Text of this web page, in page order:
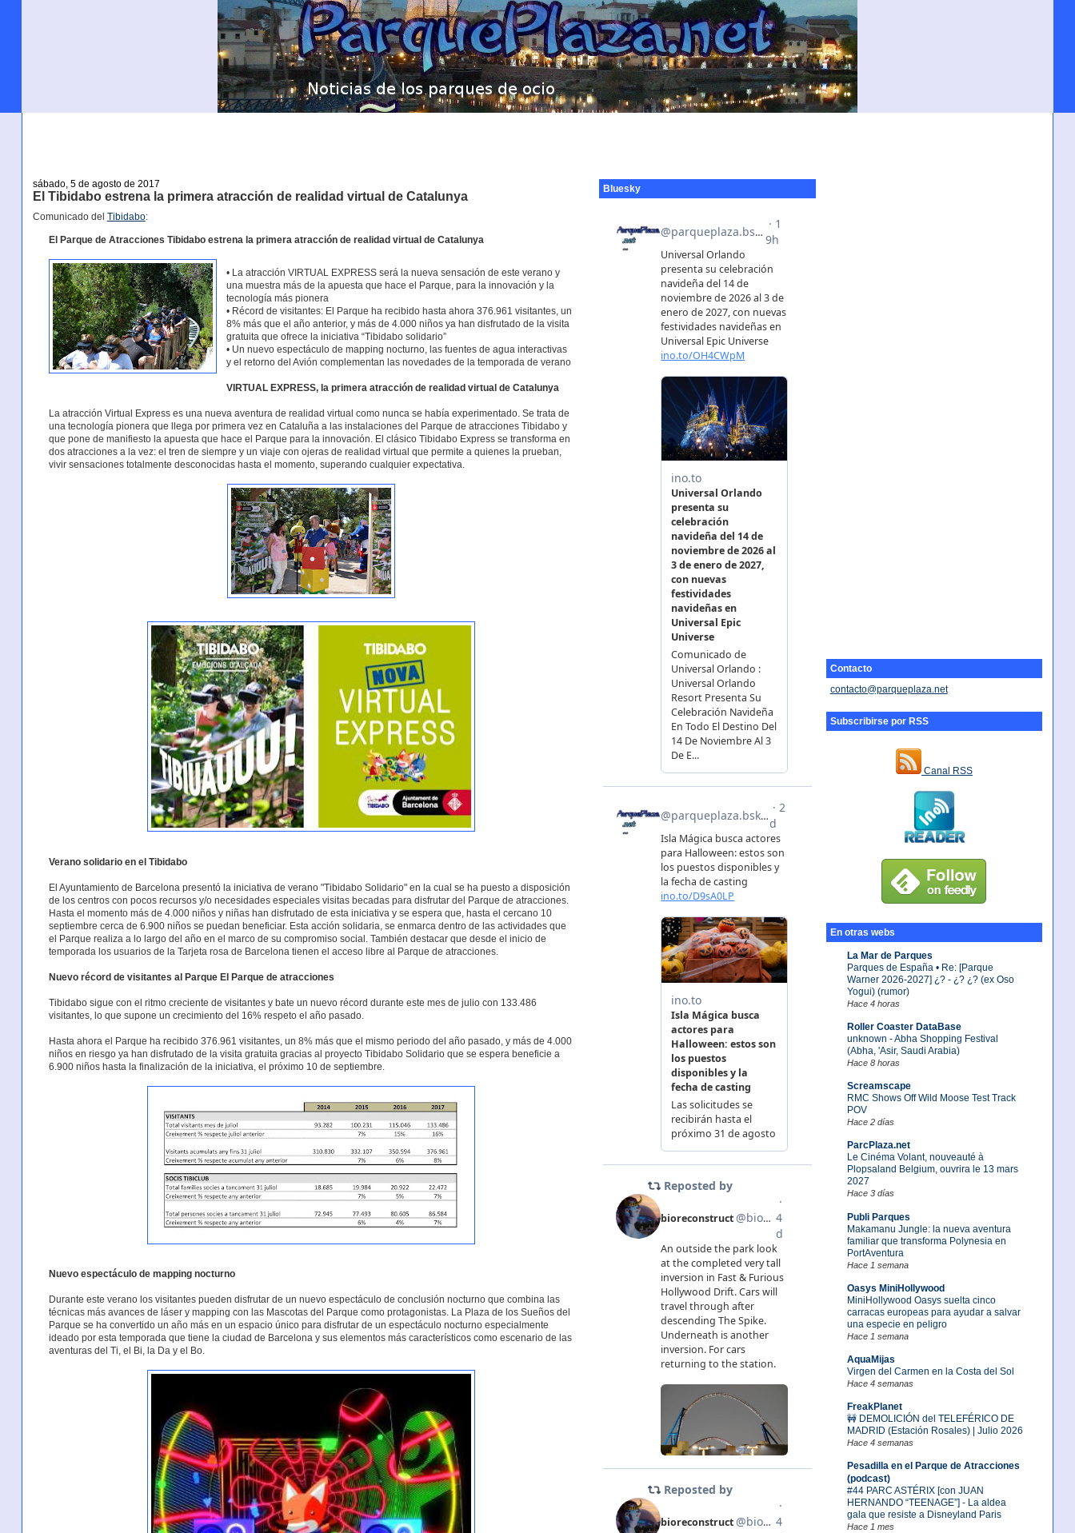
Contacto
contacto@parqueplaza.net
Subscribirse por RSS
Canal RSS
En otras webs
La Mar de Parques
Parques de España • Re: [Parque
Warner 2026-2027] ¿? - ¿? ¿? (ex Oso
Yogui) (rumor)
Hace 4 horas
Roller Coaster DataBase
unknown - Abha Shopping Festival
(Abha, 'Asir, Saudi Arabia)
Hace 8 horas
Screamscape
RMC Shows Off Wild Moose Test Track
POV
Hace 2 días
ParcPlaza.net
Le Cinéma Volant, nouveauté à
Plopsaland Belgium, ouvrira le 13 mars
2027
Hace 3 días
Publi Parques
Makamanu Jungle: la nueva aventura
familiar que transforma Polynesia en
PortAventura
Hace 1 semana
Oasys MiniHollywood
MiniHollywood Oasys suelta cinco
carracas europeas para ayudar a salvar
una especie en peligro
Hace 1 semana
AquaMijas
Virgen del Carmen en la Costa del Sol
Hace 4 semanas
FreakPlanet
🚧 DEMOLICIÓN del TELEFÉRICO DE
MADRID (Estación Rosales) | Julio 2026
Hace 4 semanas
Pesadilla en el Parque de Atracciones
(podcast)
#44 PARC ASTÉRIX [con JUAN
HERNANDO “TEENAGE”] - La aldea
gala que resiste a Disneyland Paris
Hace 1 mes
sábado, 5 de agosto de 2017
El Tibidabo estrena la primera atracción de realidad virtual de Catalunya
Comunicado del Tibidabo:
El Parque de Atracciones Tibidabo estrena la primera atracción de realidad virtual de Catalunya
• La atracción VIRTUAL EXPRESS será la nueva sensación de este verano y
una muestra más de la apuesta que hace el Parque, para la innovación y la
tecnología más pionera
• Récord de visitantes: El Parque ha recibido hasta ahora 376.961 visitantes, un
8% más que el año anterior, y más de 4.000 niños ya han disfrutado de la visita
gratuita que ofrece la iniciativa “Tibidabo solidario”
• Un nuevo espectáculo de mapping nocturno, las fuentes de agua interactivas
y el retorno del Avión complementan las novedades de la temporada de verano
VIRTUAL EXPRESS, la primera atracción de realidad virtual de Catalunya
La atracción Virtual Express es una nueva aventura de realidad virtual como nunca se había experimentado. Se trata de
una tecnología pionera que llega por primera vez en Cataluña a las instalaciones del Parque de atracciones Tibidabo y
que pone de manifiesto la apuesta que hace el Parque para la innovación. El clásico Tibidabo Express se transforma en
dos atracciones a la vez: el tren de siempre y un viaje con ojeras de realidad virtual que permite a quienes la prueban,
vivir sensaciones totalmente desconocidas hasta el momento, superando cualquier expectativa.
Verano solidario en el Tibidabo
El Ayuntamiento de Barcelona presentó la iniciativa de verano "Tibidabo Solidario" en la cual se ha puesto a disposición
de los centros con pocos recursos y/o necesidades especiales visitas becadas para disfrutar del Parque de atracciones.
Hasta el momento más de 4.000 niños y niñas han disfrutado de esta iniciativa y se espera que, hasta el cercano 10
septiembre cerca de 6.900 niños se puedan beneficiar. Esta acción solidaria, se enmarca dentro de las actividades que
el Parque realiza a lo largo del año en el marco de su compromiso social. También destacar que desde el inicio de
temporada los usuarios de la Tarjeta rosa de Barcelona tienen el acceso libre al Parque de atracciones.
Nuevo récord de visitantes al Parque El Parque de atracciones
Tibidabo sigue con el ritmo creciente de visitantes y bate un nuevo récord durante este mes de julio con 133.486
visitantes, lo que supone un crecimiento del 16% respeto el año pasado.
Hasta ahora el Parque ha recibido 376.961 visitantes, un 8% más que el mismo periodo del año pasado, y más de 4.000
niños en riesgo ya han disfrutado de la visita gratuita gracias al proyecto Tibidabo Solidario que se espera beneficie a
6.900 niños hasta la finalización de la iniciativa, el próximo 10 de septiembre.
Nuevo espectáculo de mapping nocturno
Durante este verano los visitantes pueden disfrutar de un nuevo espectáculo de conclusión nocturno que combina las
técnicas más avances de láser y mapping con las Mascotas del Parque como protagonistas. La Plaza de los Sueños del
Parque se ha convertido un año más en un espacio único para disfrutar de un espectáculo nocturno especialmente
ideado por esta temporada que tiene la ciudad de Barcelona y sus elementos más característicos como escenario de las
aventuras del Ti, el Bi, la Da y el Bo.
Bluesky